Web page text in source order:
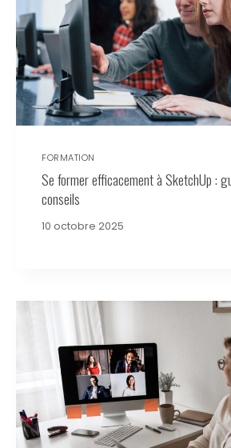
FORMATION
Se former efficacement à SketchUp :
conseils
10 octobre 2025